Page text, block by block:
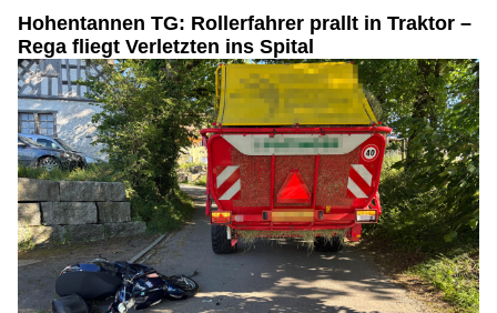
Hohentannen TG: Rollerfahrer prallt in Traktor –
Rega fliegt Verletzten ins Spital